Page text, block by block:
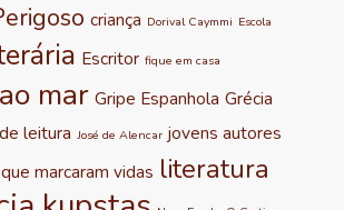
criança Dorival Caymmi Escola
Escritor fique em casa
mar Gripe Espanhola Grécia
leitura José de Alencar jovens autores
marcaram vidas literatura